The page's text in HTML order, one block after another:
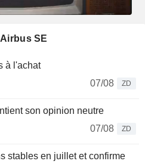
SE
à l'achat
07/08
ZD
son opinion neutre
07/08
ZD
stables en juillet et confirme